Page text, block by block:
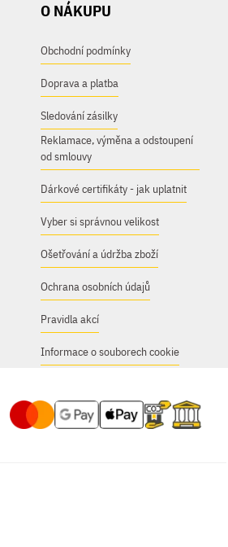
O NÁKUPU
Obchodní podmínky
Doprava a platba
Sledování zásilky
Reklamace, výměna a odstoupení
od smlouvy
Dárkové certifikáty - jak uplatnit
Vyber si správnou velikost
Ošetřování a údržba zboží
Ochrana osobních údajů
Pravidla akcí
Informace o souborech cookie